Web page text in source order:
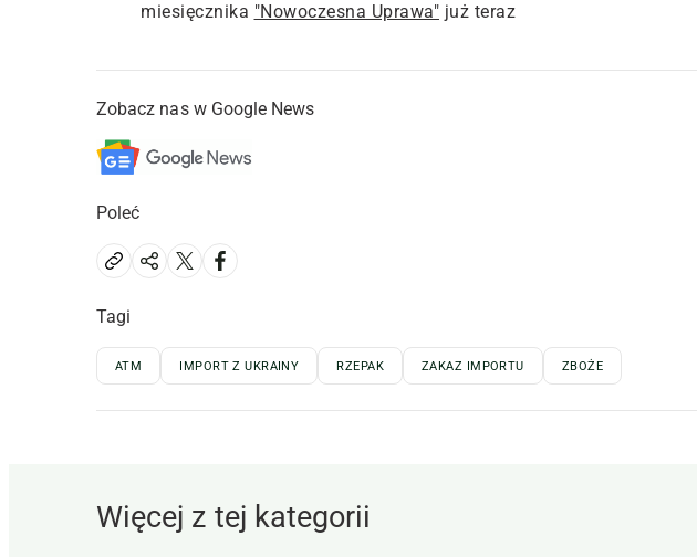
miesięcznika "Nowoczesna Uprawa" już teraz
Zobacz nas w Google News
Poleć
Tagi
ATM IMPORT Z UKRAINY RZEPAK ZAKAZ IMPORTU ZBOŻE
Więcej z tej kategorii